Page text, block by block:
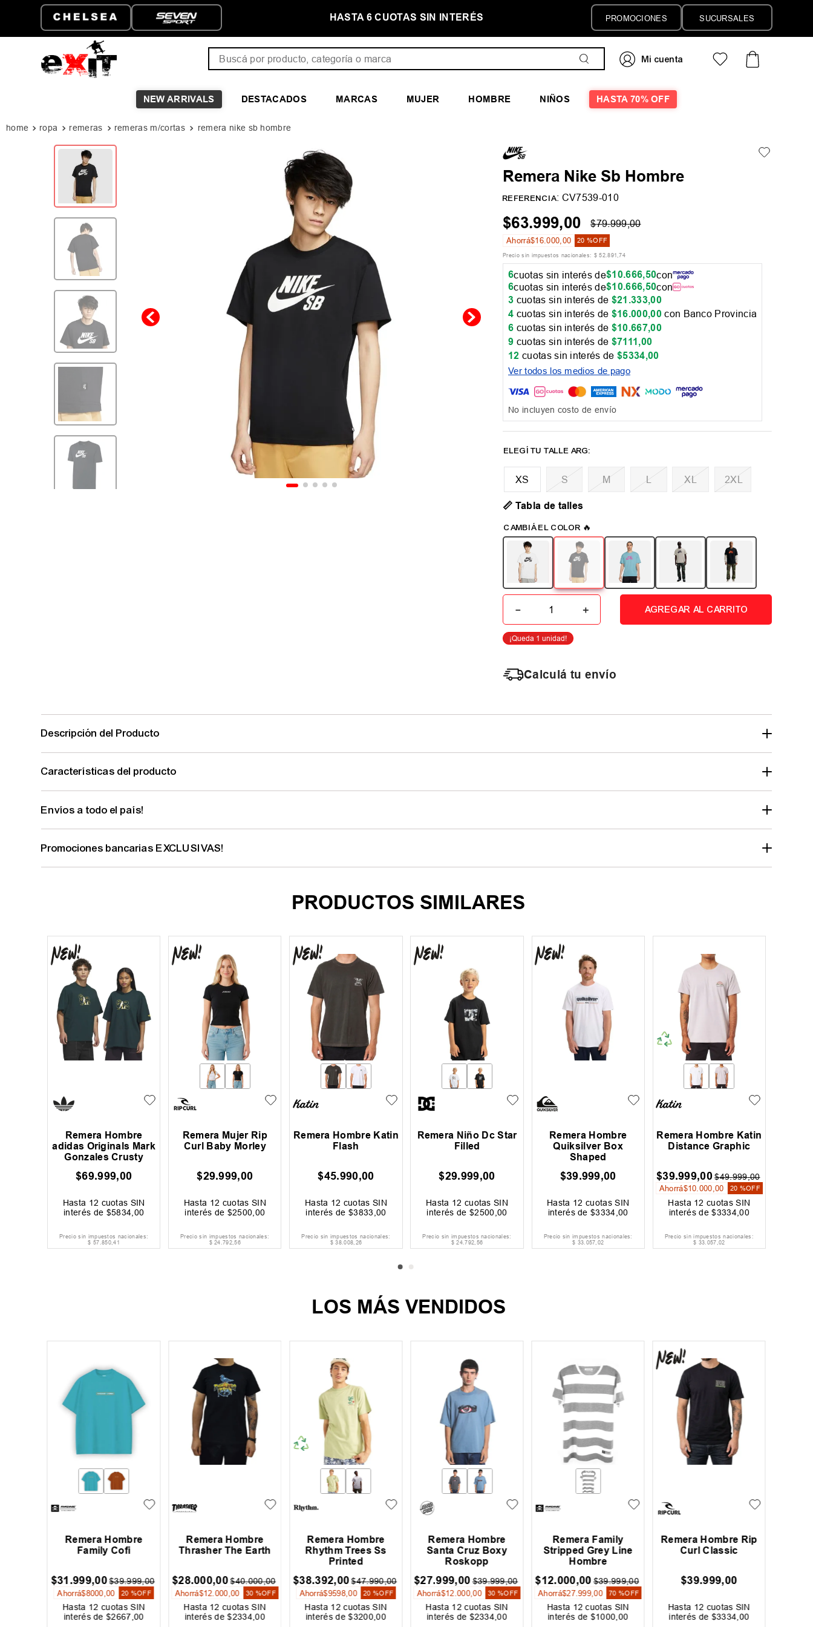
ENVÍO GRATIS A PARTIR DE
$149.999
HASTA 6 CUOTAS SIN INTERÉS PROMOCIONES SUCURSALES
NEW ARRIVALS DESTACADOS MARCAS MUJER HOMBRE NIÑOS HASTA 70% OFF
ropa remeras remeras m/cortas remera nike sb hombre
Remera Nike Sb Hombre
REFERENCIA: CV7539-010
$63.999,00 $79.999,00
Ahorrá$16.000,00 20 %OFF
Precio sin impuestos nacionales: $ 52.891,74
6cuotas sin interés de$10.666,50con
6cuotas sin interés de$10.666,50con
3 cuotas sin interés de $21 .333,00
4 cuotas sin interés de $16.000,00 con Banco Provincia
6 cuotas sin interés de $10.667,00
9 cuotas sin interés de $7111,00
12 cuotas sin interés de$5334,00
Ver todos los medios de pago
No incluyen costo de envío
XS M L XL 2XL
📏 Tabla de talles
＋
－ AGREGAR AL CARRITO
Calculá tu envío
Descripción del Producto
Características del producto
Envíos a todo el país!
Promociones bancarias EXCLUSIVAS!
PRODUCTOS SIMILARES
Remera Hombre
adidas Originals Mark
Gonzales Crusty
$69.999,00
Hasta 12 cuotas SIN
interés de $5834 00
Precio sin impuestos nacionales:
$ 57.850,41
Remera Mujer Rip
Curl Baby Morley
$29.999,00
Hasta 12 cuotas SIN
interés de $2500 00
Precio sin impuestos nacionales:
$ 24.792,56
Remera Hombre Katin
Flash
$45.990,00
Hasta 12 cuotas SIN
interés de $3833 00
Precio sin impuestos nacionales:
$ 38.008,26
Remera Niño Dc Star
Filled
$29.999,00
Hasta 12 cuotas SIN
interés de$2500 00
Precio sin impuestos nacionales:
$ 24.792,56
Remera Hombre
Quiksilver Box
Shaped
$39.999,00
Hasta 12 cuotas SIN
interés de$3334 ,00
Precio sin impuestos nacionales:
$ 33.057,02
Remera Hombre Katin
Distance Graphic
$39.999,00 $49.999,00
Ahorrá$10 000 ,00 20 %OFF
Hasta 12 cuotas SIN
interés de$3334,00
Precio sin impuestos nacionales:
$ 33.057,02
LOS MÁS VENDIDOS
Remera Hombre
Family Cofi
$31.999,00 $39.999,00
Ahorrá$8000 ,00 20 %OFF
Hasta 12 cuotas SIN
interés de$2667,00
Remera Hombre
Thrasher The Earth
$28.000,00 $40.000,00
Ahorrá$12.000 ,00 30 %OFF
Hasta 12 cuotas SIN
interés de$2334,00
Remera Hombre
Rhythm Trees Ss
Printed
$38.392,00 $47.990,00
Ahorrá$9598,00 20 %OFF
Hasta 12 cuotas SIN
interés de$3200,00
Remera Hombre
Santa Cruz Boxy
Roskopp
$27.999,00 $39.999,00
Ahorrá$12 .000,00 30 %OFF
Hasta 12 cuotas SIN
interés de $2334,00
Remera Family
Stripped Grey Line
Hombre
$12.000,00 $39.999,00
Ahorrá$27.999,00 70 %OFF
Hasta 12 cuotas SIN
interés de$1000,00
Remera Hombre Rip
Curl Classic
$39.999,00
Hasta 12 cuotas SIN
interés de$3334,00